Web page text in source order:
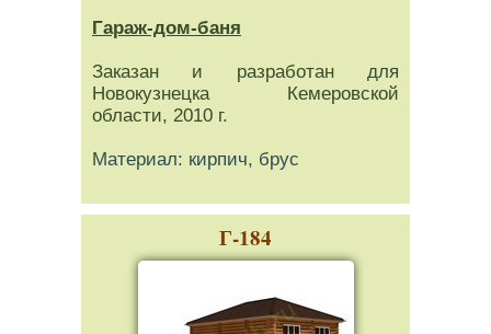
Гараж-дом-баня
Заказан и разработан для
Новокузнецка Кемеровской
области, 2010 г.
Материал: кирпич, брус
Г-184